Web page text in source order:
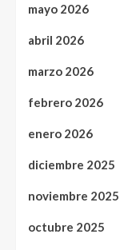
mayo 2026
abril 2026
marzo 2026
febrero 2026
enero 2026
diciembre 2025
noviembre 2025
octubre 2025